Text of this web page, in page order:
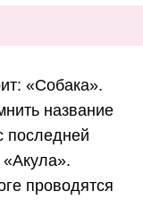
«Собака».
название
последней
проводятся